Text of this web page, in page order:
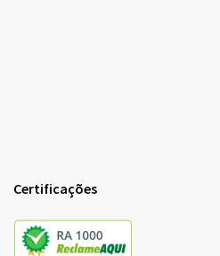
Certificações